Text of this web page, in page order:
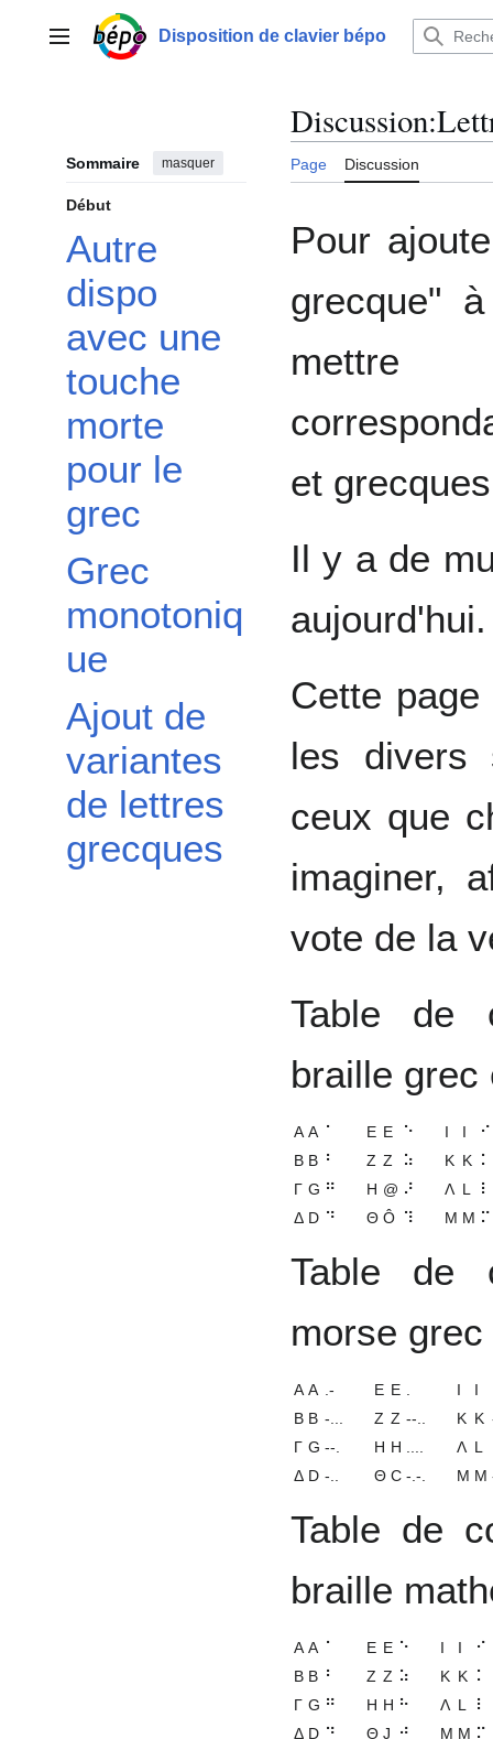
contenuMenu principalDisposition de clavier bépo
Sommaire masquer
Début
Autre
dispo
avec une
touche
morte
pour le
grec
Grec
monotoniq
ue
Ajout de
variantes
de lettres
grecques
Discussion:
Page Discussion
Pour
grecque"
et
Il y a de
aujourd'hui.
Cette
les divers
ceux que
imaginer,
vote de la
Table de
braille grec
Α A ⠁ Ε E ⠑ Ι I
⠊
Β B ⠃ Ζ Z ⠵ Κ K ⠅
Γ G ⠛ Η @ ⠜ Λ L
⠇
Δ D ⠙ Θ Ô ⠹ Μ M ⠍
Table de
morse
Α A .- Ε E Ι I
Β B -... Ζ Z --.. Κ K
Γ G --. Η H Λ L
Δ D -.. Θ C -.-. Μ M
Table de
braille
Α A ⠁ Ε E ⠑ Ι I
⠊
Β B ⠃ Ζ Z ⠵ Κ K ⠅
Γ G ⠛ Η H ⠓ Λ L
⠇
Δ D ⠙ Θ J ⠚ Μ M ⠍